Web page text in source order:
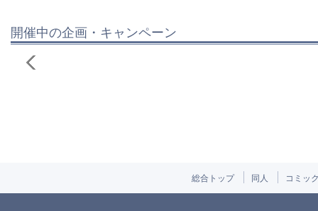
開催中の企画・キャンペーン
総合トップ 同人 コミッ